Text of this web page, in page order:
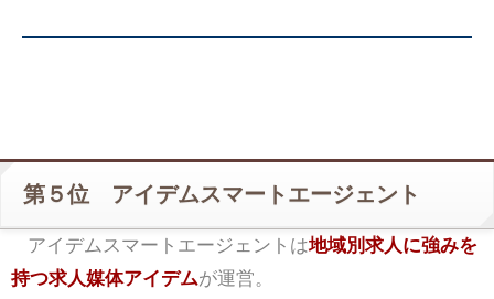
第５位 アイデムスマートエージェント
アイデムスマートエージェントは地域別求人に強みを
持つ求人媒体アイデムが運営。